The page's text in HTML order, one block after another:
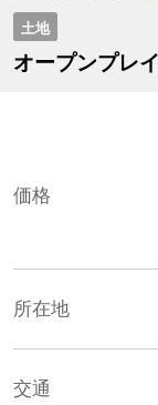
土地
オープンプレ
価格
所在地
交通